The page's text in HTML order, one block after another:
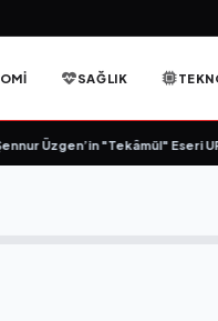
SAĞLIK
Üzgen’in "Tekâmül" Eseri